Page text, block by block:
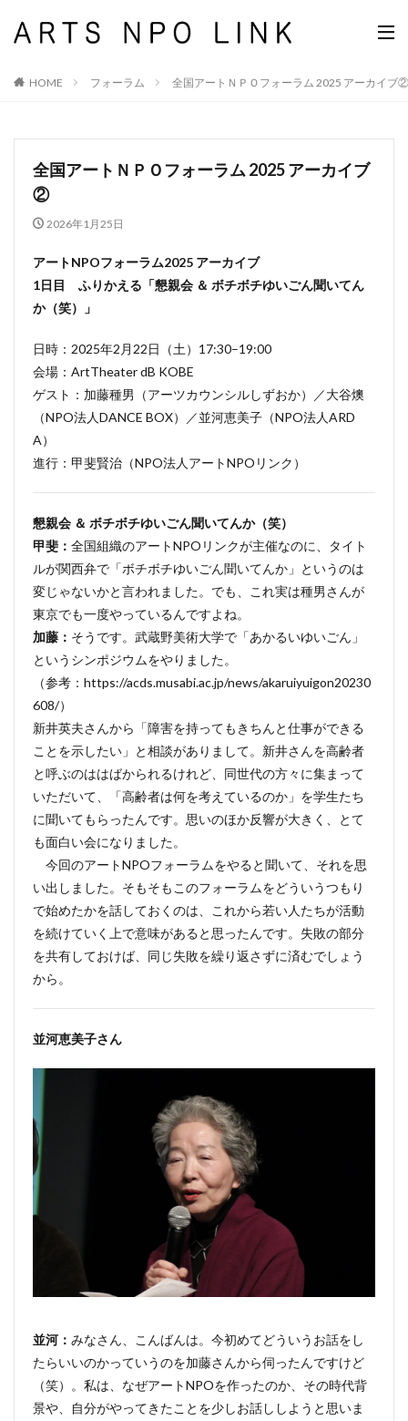
HOME フォーラム 全国アートＮＰＯフォーラム 2025 アーカイブ②
全国アートＮＰＯフォーラム 2025 アーカイブ
②
2026年1月25日
アートNPOフォーラム2025 アーカイブ
1日目 ふりかえる「懇親会 ＆ ボチボチゆいごん聞いてん
か（笑）」
日時：2025年2月22日（土）17:30–19:00
会場：ArtTheater dB KOBE
ゲスト：加藤種男（アーツカウンシルしずおか）／大谷燠
（NPO法人DANCE BOX）／並河恵美子（NPO法人ARD
A）
進行：甲斐賢治（NPO法人アートNPOリンク）
懇親会 ＆ ボチボチゆいごん聞いてんか（笑）
甲斐： 全国組織のアートNPOリンクが主催なのに、タイト
ルが関西弁で「ボチボチゆいごん聞いてんか」というのは
変じゃないかと言われました。でも、これ実は種男さんが
東京でも一度やっているんですよね。
加藤： そうです。武蔵野美術大学で「あかるいゆいごん」
というシンポジウムをやりました。
（参考：https://acds.musabi.ac.jp/news/akaruiyuigon20230
608/）
新井英夫さんから「障害を持ってもきちんと仕事ができる
ことを示したい」と相談がありまして。新井さんを高齢者
と呼ぶのははばかられるけれど、同世代の方々に集まって
いただいて、「高齢者は何を考えているのか」を学生たち
に聞いてもらったんです。思いのほか反響が大きく、とて
も面白い会になりました。
今回のアートNPOフォーラムをやると聞いて、それを思
い出しました。そもそもこのフォーラムをどういうつもり
で始めたかを話しておくのは、これから若い人たちが活動
を続けていく上で意味があると思ったんです。失敗の部分
を共有しておけば、同じ失敗を繰り返さずに済むでしょう
から。
並河恵美子さん
並河： みなさん、こんばんは。今初めてどういうお話をし
たらいいのかっていうのを加藤さんから伺ったんですけど
（笑）。私は、なぜアートNPOを作ったのか、その時代背
景や、自分がやってきたことを少しお話ししようと思いま